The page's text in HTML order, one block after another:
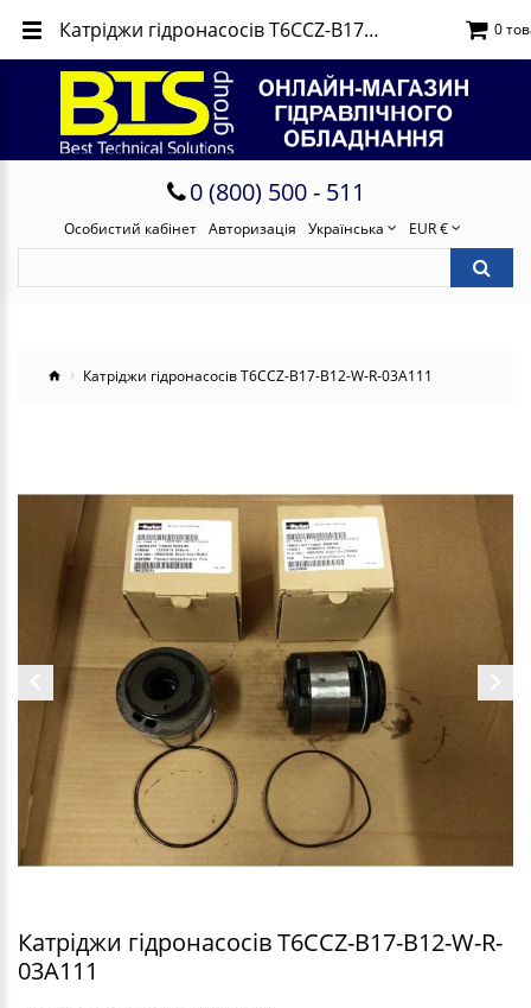
0 (800) 500 - 511
Особистий кабінет Авторизація Українська EUR €
0
Катріджи гідронасосів T6CCZ-B17-B12-W-R-03A111
Катріджи гідронасосів T6CCZ-B17-B12-W-R-
03A111
Катріджи гідронасосів T6CCZ-B17-B12-W-R-03A111